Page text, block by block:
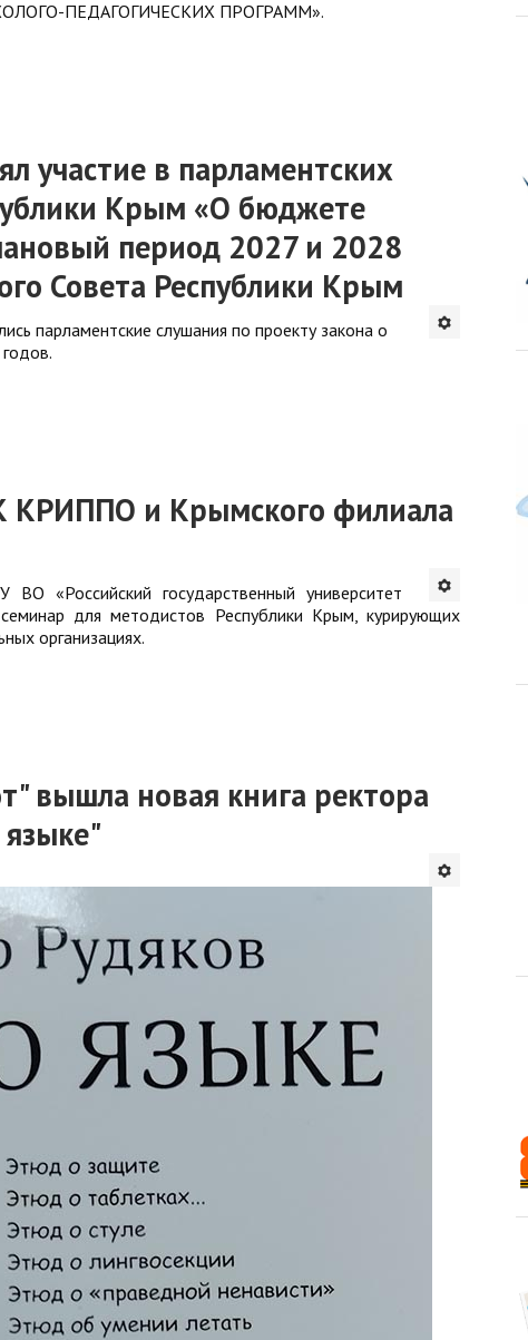
ПЕДАГОГИЧЕСКИХ ПРОГРАММ».
участие в парламентских
Крым «О бюджете
период 2027 и 2028
Совета Республики Крым
парламентские слушания по проекту закона о
КРИППО и Крымского филиала
«Российский государственный университет
для методистов Республики Крым, курирующих
организациях.
вышла новая книга ректора